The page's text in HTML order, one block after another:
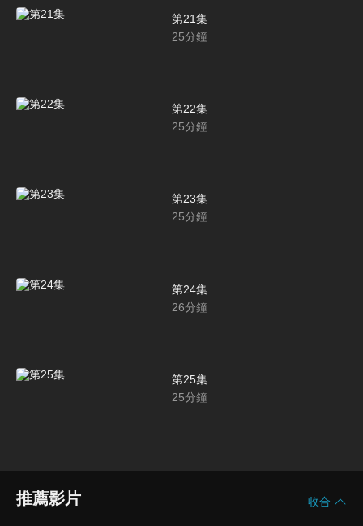
第21集
25分鐘
第22集
25分鐘
第23集
25分鐘
第24集
26分鐘
第25集
25分鐘
推薦影片 收合